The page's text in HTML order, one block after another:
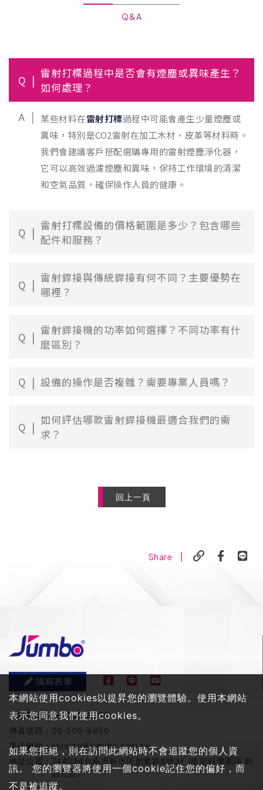
Q&A
Q
雷射打標過程中是否會有煙塵或異味產生？
如何處理？
A 某些材料在雷射打標過程中可能會產生少量煙塵或
異味，特別是CO2雷射在加工木材、皮革等材料時。
我們會建議客戶搭配選購專用的雷射煙塵淨化器，
它可以高效過濾煙塵和異味，保持工作環境的清潔
和空氣品質，確保操作人員的健康。
Q
雷射打標設備的價格範圍是多少？包含哪些
配件和服務？
Q
雷射銲接與傳統銲接有何不同？主要優勢在
哪裡？
Q
雷射銲接機的功率如何選擇？不同功率有什
麼區別？
Q 設備的操作是否複雜？需要專業人員嗎？
Q
如何評估哪款雷射銲接機最適合我們的需
求？
回上一頁
Share
填寫表單
服務電話：06-505-8858
傳真號碼： 06-505-8850
電子郵件：service@jum-bo.com.tw
地址位置： 744094台南市新市區創業路8號3F (南部科學園區 創
新九館)
本網站使用cookies以提昇您的瀏覽體驗。使用本網站
表示您同意我們使用cookies。
如果您拒絕，則在訪問此網站時不會追蹤您的個人資
訊。 您的瀏覽器將使用一個cookie記住您的偏好，而
不是被追蹤。